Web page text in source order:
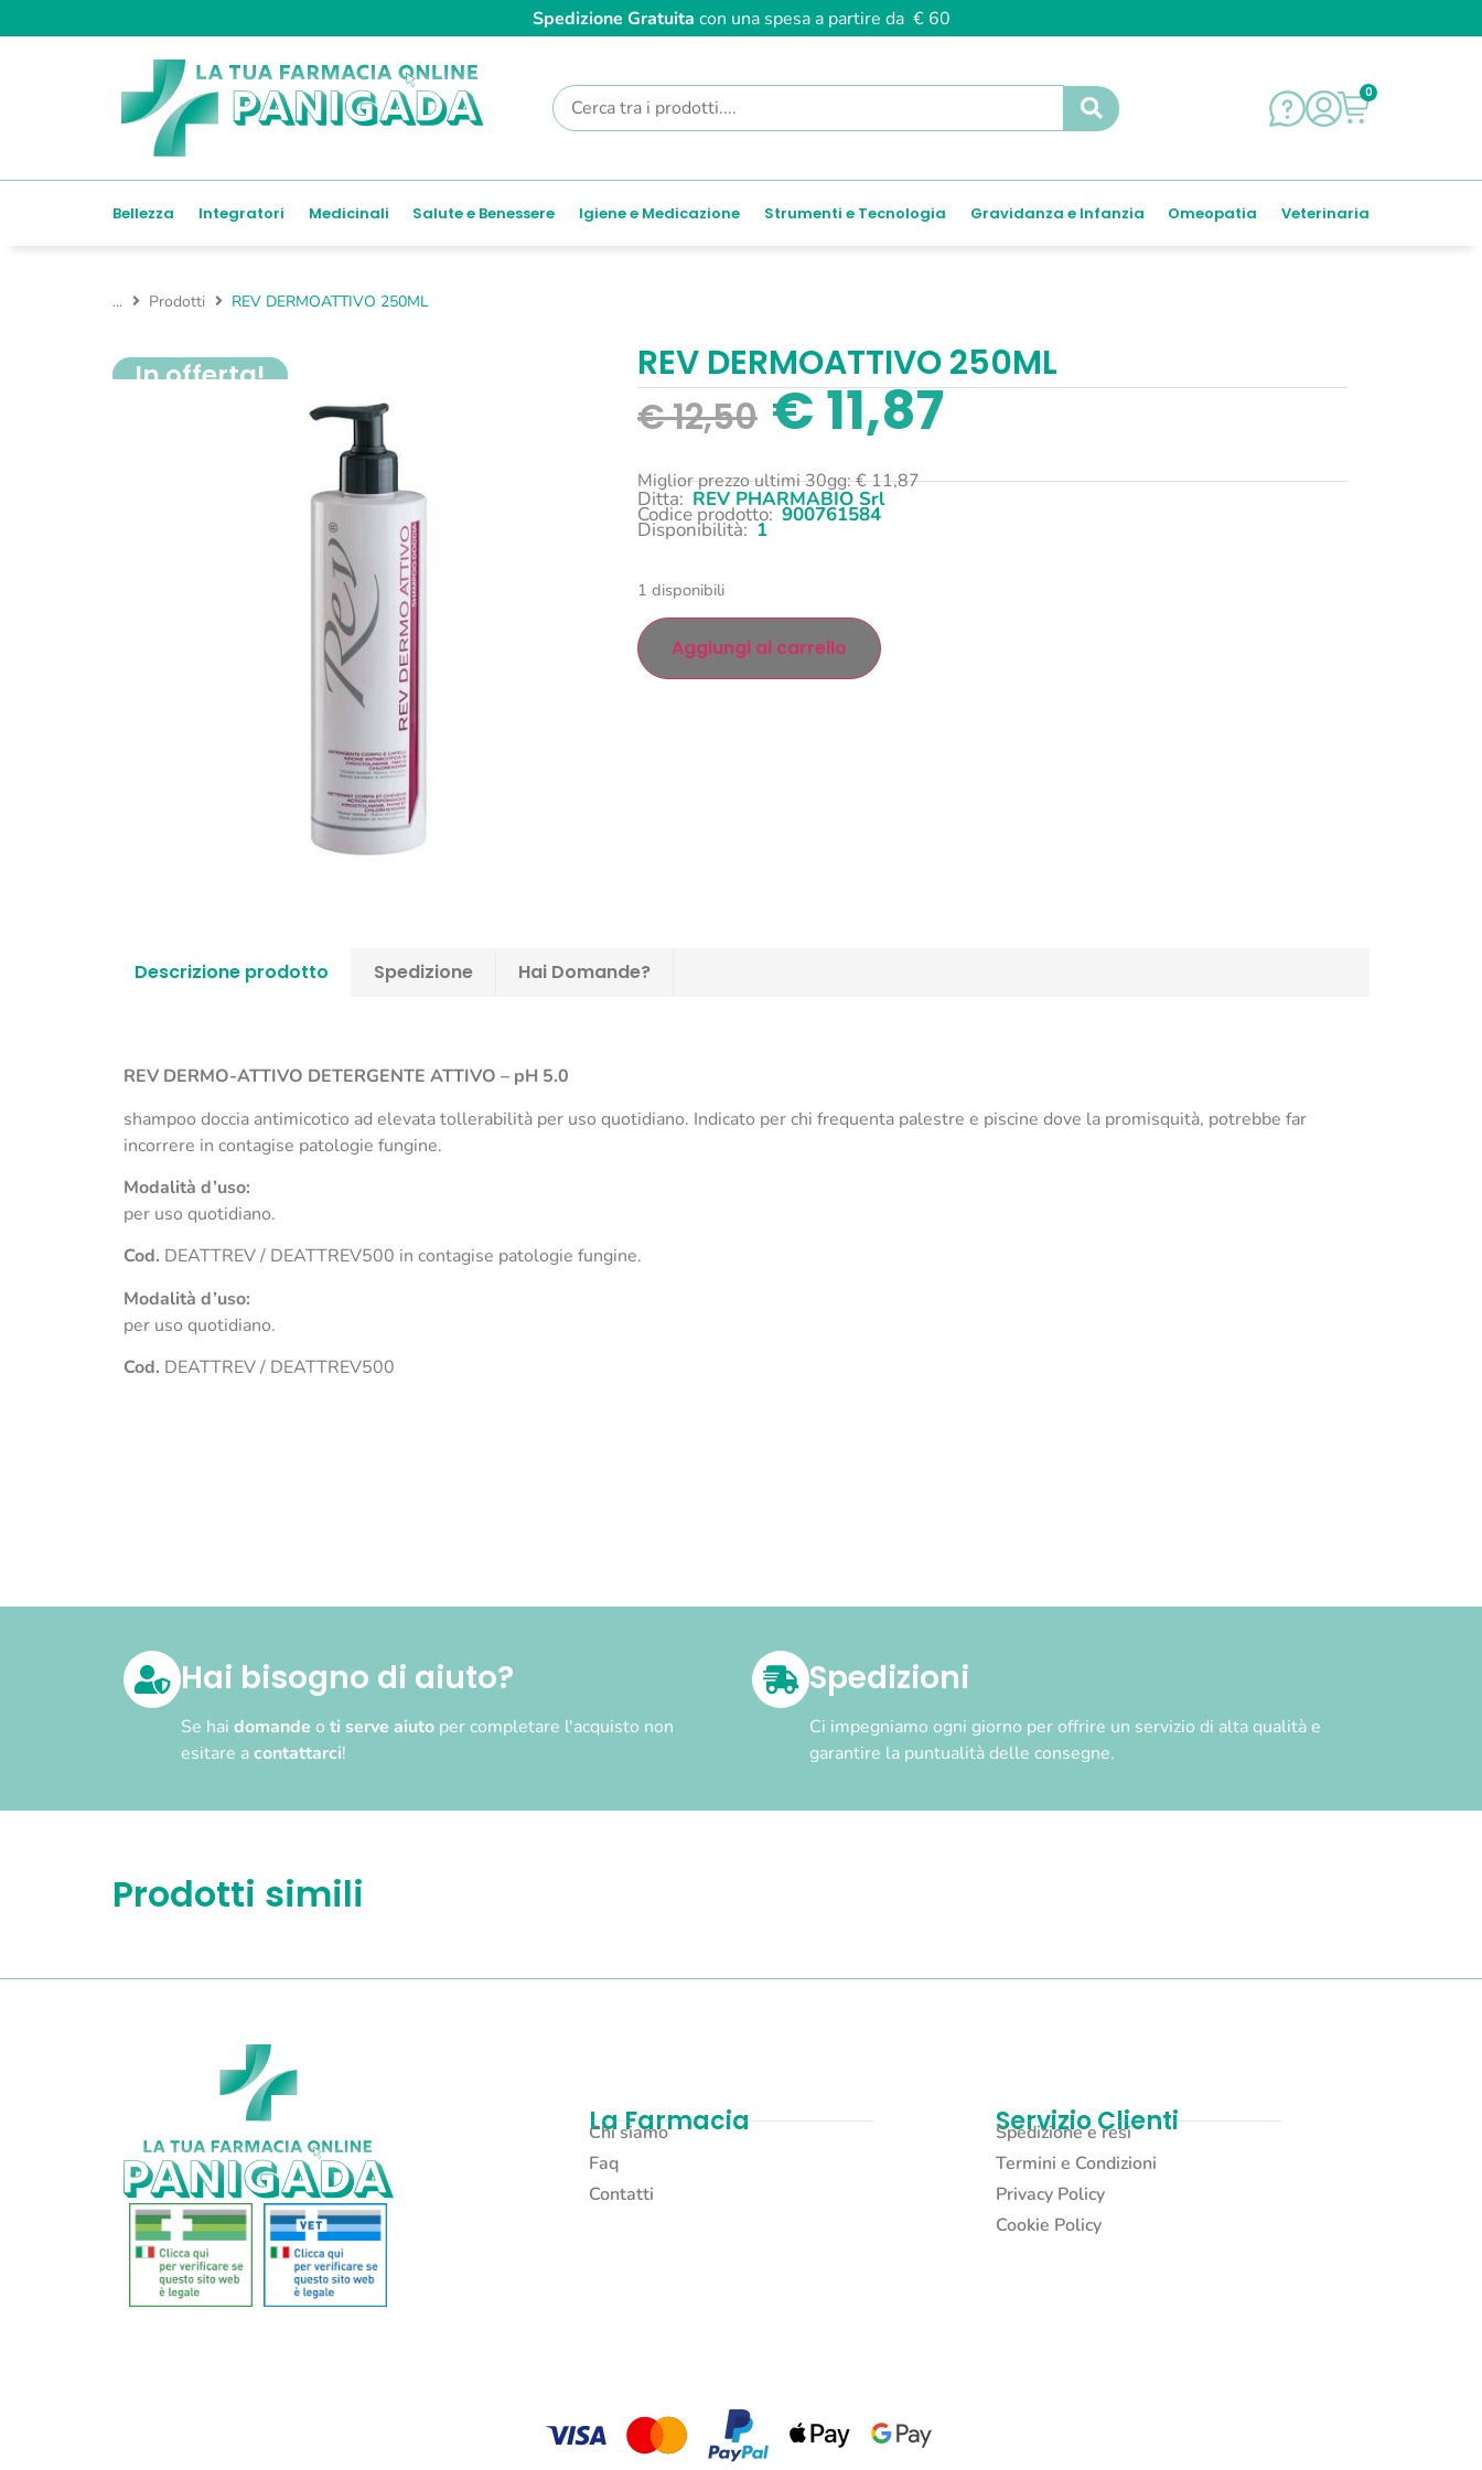
Spedizione Gratuita con una spesa a partire da € 60
0
Bellezza Integratori Medicinali Salute e Benessere Igiene e Medicazione Strumenti e Tecnologia Gravidanza e Infanzia Omeopatia Veterinaria
... Prodotti REV DERMOATTIVO 250ML
In offerta! REV DERMOATTIVO 250ML
€12,50 €11,87
Miglior prezzo ultimi 30gg:€11,87
Ditta: REV PHARMABIO Srl
Codice prodotto: 900761584
Disponibilità: 1
1 disponibili
Aggiungi al carrello
Descrizione prodotto Spedizione Hai Domande?
REV DERMO-ATTIVO DETERGENTE ATTIVO – pH 5.0
shampoo doccia antimicotico ad elevata tollerabilità per uso quotidiano. Indicato per chi frequenta palestre e piscine dove la promisquità, potrebbe far
incorrere in contagise patologie fungine.
Modalità d’uso:
per uso quotidiano.
Cod. DEATTREV / DEATTREV500 in contagise patologie fungine.
Modalità d’uso:
per uso quotidiano.
Cod. DEATTREV / DEATTREV500
Hai bisogno di aiuto?
Se hai domande o ti serve aiuto per completare l'acquisto non
esitare acontattarci!
Spedizioni
Ci impegniamo ogni giorno per offrire un servizio di alta qualità e
garantire la puntualità delle consegne.
Prodotti simili
La Farmacia
Chi siamo
Faq
Contatti
Servizio Clienti
Spedizione e resi
Termini e Condizioni
Privacy Policy
Cookie Policy